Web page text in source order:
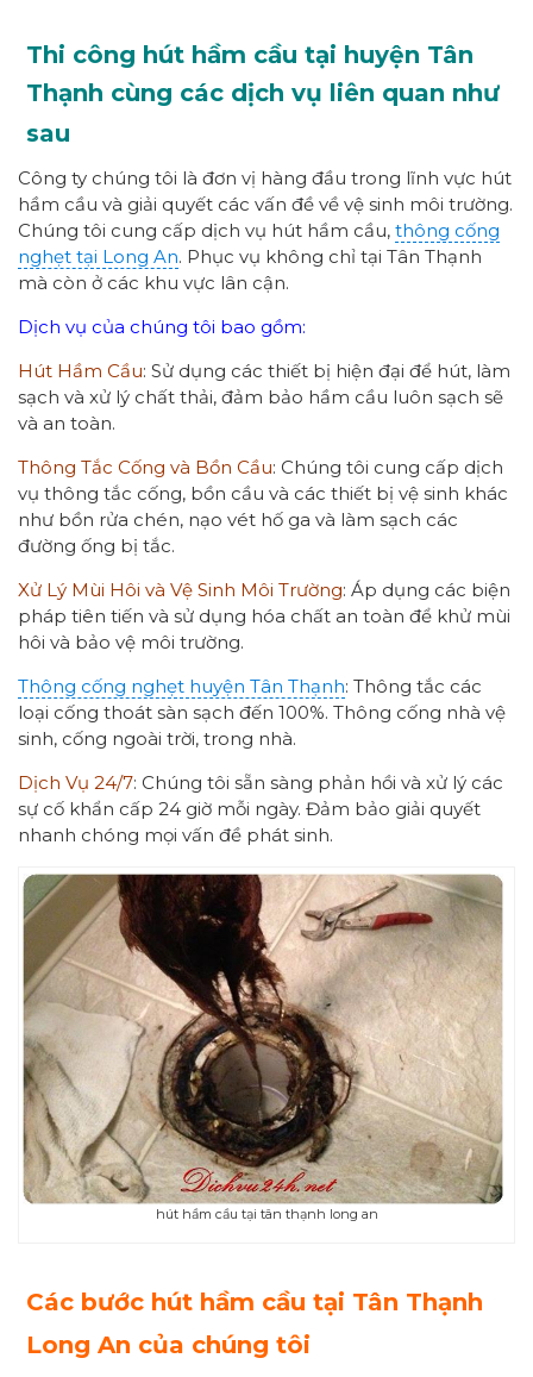
Thi công hút hầm cầu tại huyện Tân
Thạnh cùng các dịch vụ liên quan như
sau
Công ty chúng tôi là đơn vị hàng đầu trong lĩnh vực hút
hầm cầu và giải quyết các vấn đề về vệ sinh môi trường.
Chúng tôi cung cấp dịch vụ hút hầm cầu, thông cống
nghẹt tại Long An. Phục vụ không chỉ tại Tân Thạnh
mà còn ở các khu vực lân cận.
Dịch vụ của chúng tôi bao gồm:
Hút Hầm Cầu: Sử dụng các thiết bị hiện đại để hút, làm
sạch và xử lý chất thải, đảm bảo hầm cầu luôn sạch sẽ
và an toàn.
Thông Tắc Cống và Bồn Cầu: Chúng tôi cung cấp dịch
vụ thông tắc cống, bồn cầu và các thiết bị vệ sinh khác
như bồn rửa chén, nạo vét hố ga và làm sạch các
đường ống bị tắc.
Xử Lý Mùi Hôi và Vệ Sinh Môi Trường: Áp dụng các biện
pháp tiên tiến và sử dụng hóa chất an toàn để khử mùi
hôi và bảo vệ môi trường.
Thông cống nghẹt huyện Tân Thạnh: Thông tắc các
loại cống thoát sàn sạch đến 100%. Thông cống nhà vệ
sinh, cống ngoài trời, trong nhà.
Dịch Vụ 24/7: Chúng tôi sẵn sàng phản hồi và xử lý các
sự cố khẩn cấp 24 giờ mỗi ngày. Đảm bảo giải quyết
nhanh chóng mọi vấn đề phát sinh.
hút hầm cầu tại tân thạnh long an
Các bước hút hầm cầu tại Tân Thạnh
Long An của chúng tôi